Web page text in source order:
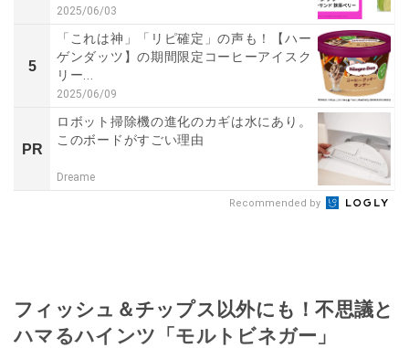
2025/06/03
5
「これは神」「リピ確定」の声も！【ハー
ゲンダッツ】の期間限定コーヒーアイスク
リー...
2025/06/09
PR
ロボット掃除機の進化のカギは水にあり。
このボードがすごい理由
Dreame
Recommended by
フィッシュ＆チップス以外にも！不思議と
ハマるハインツ「モルトビネガー」